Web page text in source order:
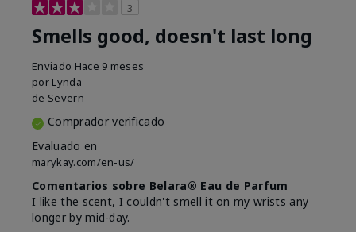
3
Smells good, doesn't last long
Enviado Hace 9 meses
por Lynda
de Severn
Comprador verificado
Evaluado en
marykay.com/en-us/
Comentarios sobre Belara® Eau de Parfum
I like the scent, I couldn't smell it on my wrists any
longer by mid-day.